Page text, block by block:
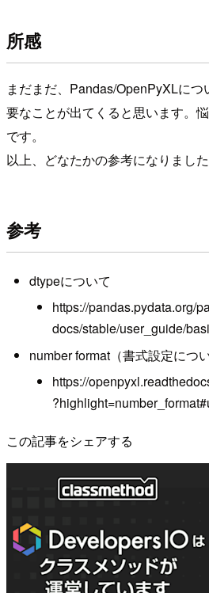
所感
まだまだ、Pandas/OpenPyXLに
要なことが出てくると思います。
です。
以上、どなたかの参考になりました
参考
dtypeについて
https://pandas.pydata.org/
docs/stable/user_guide/
number format（書式設定につい
https://
この記事をシェアする